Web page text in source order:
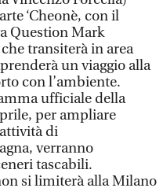
‘Cheonè, con il
Question Mark
transiterà in area
un viaggio alla
con l’ambiente.
ufficiale della
per ampliare
di
verranno
tascabili.
si limiterà alla Milano